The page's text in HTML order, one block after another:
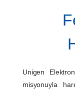
Unigen
misyonuyla